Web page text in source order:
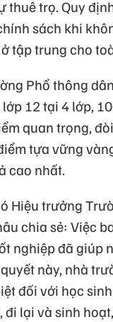
thuê trọ. Quy
sách khi
tập trung cho
Phổ thông
12 tại 4 lớp,
quan trọng,
tựa vững
cao nhất.
Hiệu trưởng
chia sẻ: Việc
nghiệp đã giúp
này, nhà
đối với học
đi lại và sinh